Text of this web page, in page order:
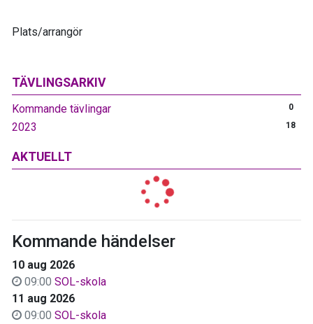
TÄVLINGSARKIV
Kommande tävlingar 0
2023 18
AKTUELLT
Kommande händelser
10 aug 2026
09:00 SOL-skola
11 aug 2026
09:00 SOL-skola
Plats/arrangör